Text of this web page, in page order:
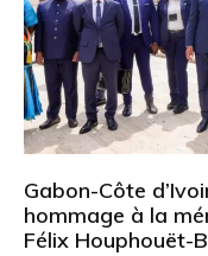
Gabon-Côte
hommage à la
Félix Houphouët-